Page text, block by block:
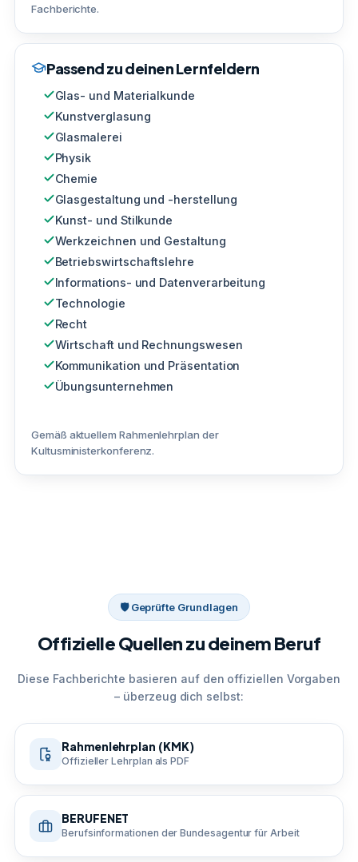
Fachberichte.
Passend zu deinen Lernfeldern
Glas- und Materialkunde
Kunstverglasung
Glasmalerei
Physik
Chemie
Glasgestaltung und -herstellung
Kunst- und Stilkunde
Werkzeichnen und Gestaltung
Betriebswirtschaftslehre
Informations- und Datenverarbeitung
Technologie
Recht
Wirtschaft und Rechnungswesen
Kommunikation und Präsentation
Übungsunternehmen
Gemäß aktuellem Rahmenlehrplan der
Kultusministerkonferenz.
🛡 Geprüfte Grundlagen
Offizielle Quellen zu deinem Beruf
Diese Fachberichte basieren auf den offiziellen Vorgaben
– überzeug dich selbst:
Rahmenlehrplan (KMK)
Offizieller Lehrplan als PDF
BERUFENET
Berufsinformationen der Bundesagentur für Arbeit